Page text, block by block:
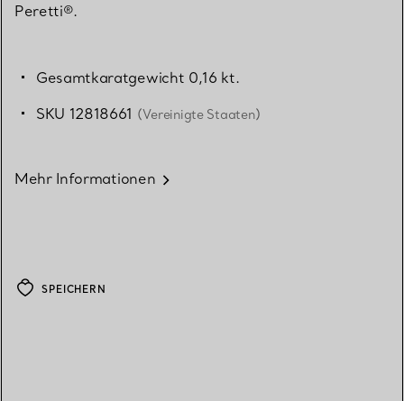
Peretti®.
Gesamtkaratgewicht 0,16 kt.
SKU 12818661 (Vereinigte Staaten)
Mehr Informationen
SPEICHERN